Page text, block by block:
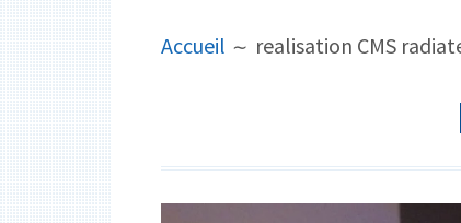
D'ARIANE
Accueil realisation CMS